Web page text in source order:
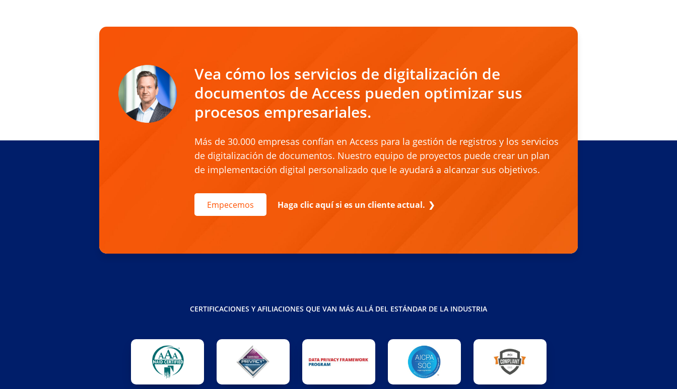
Vea cómo los servicios de digitalización de
documentos de Access pueden optimizar sus
procesos empresariales.
Más de 30.000 empresas confían en Access para la gestión de registros y los servicios
de digitalización de documentos. Nuestro equipo de proyectos puede crear un plan
de implementación digital personalizado que le ayudará a alcanzar sus objetivos.
Empecemos Haga clic aquí si es un cliente actual.
CERTIFICACIONES Y AFILIACIONES QUE VAN MÁS ALLÁ DEL ESTÁNDAR DE LA INDUSTRIA